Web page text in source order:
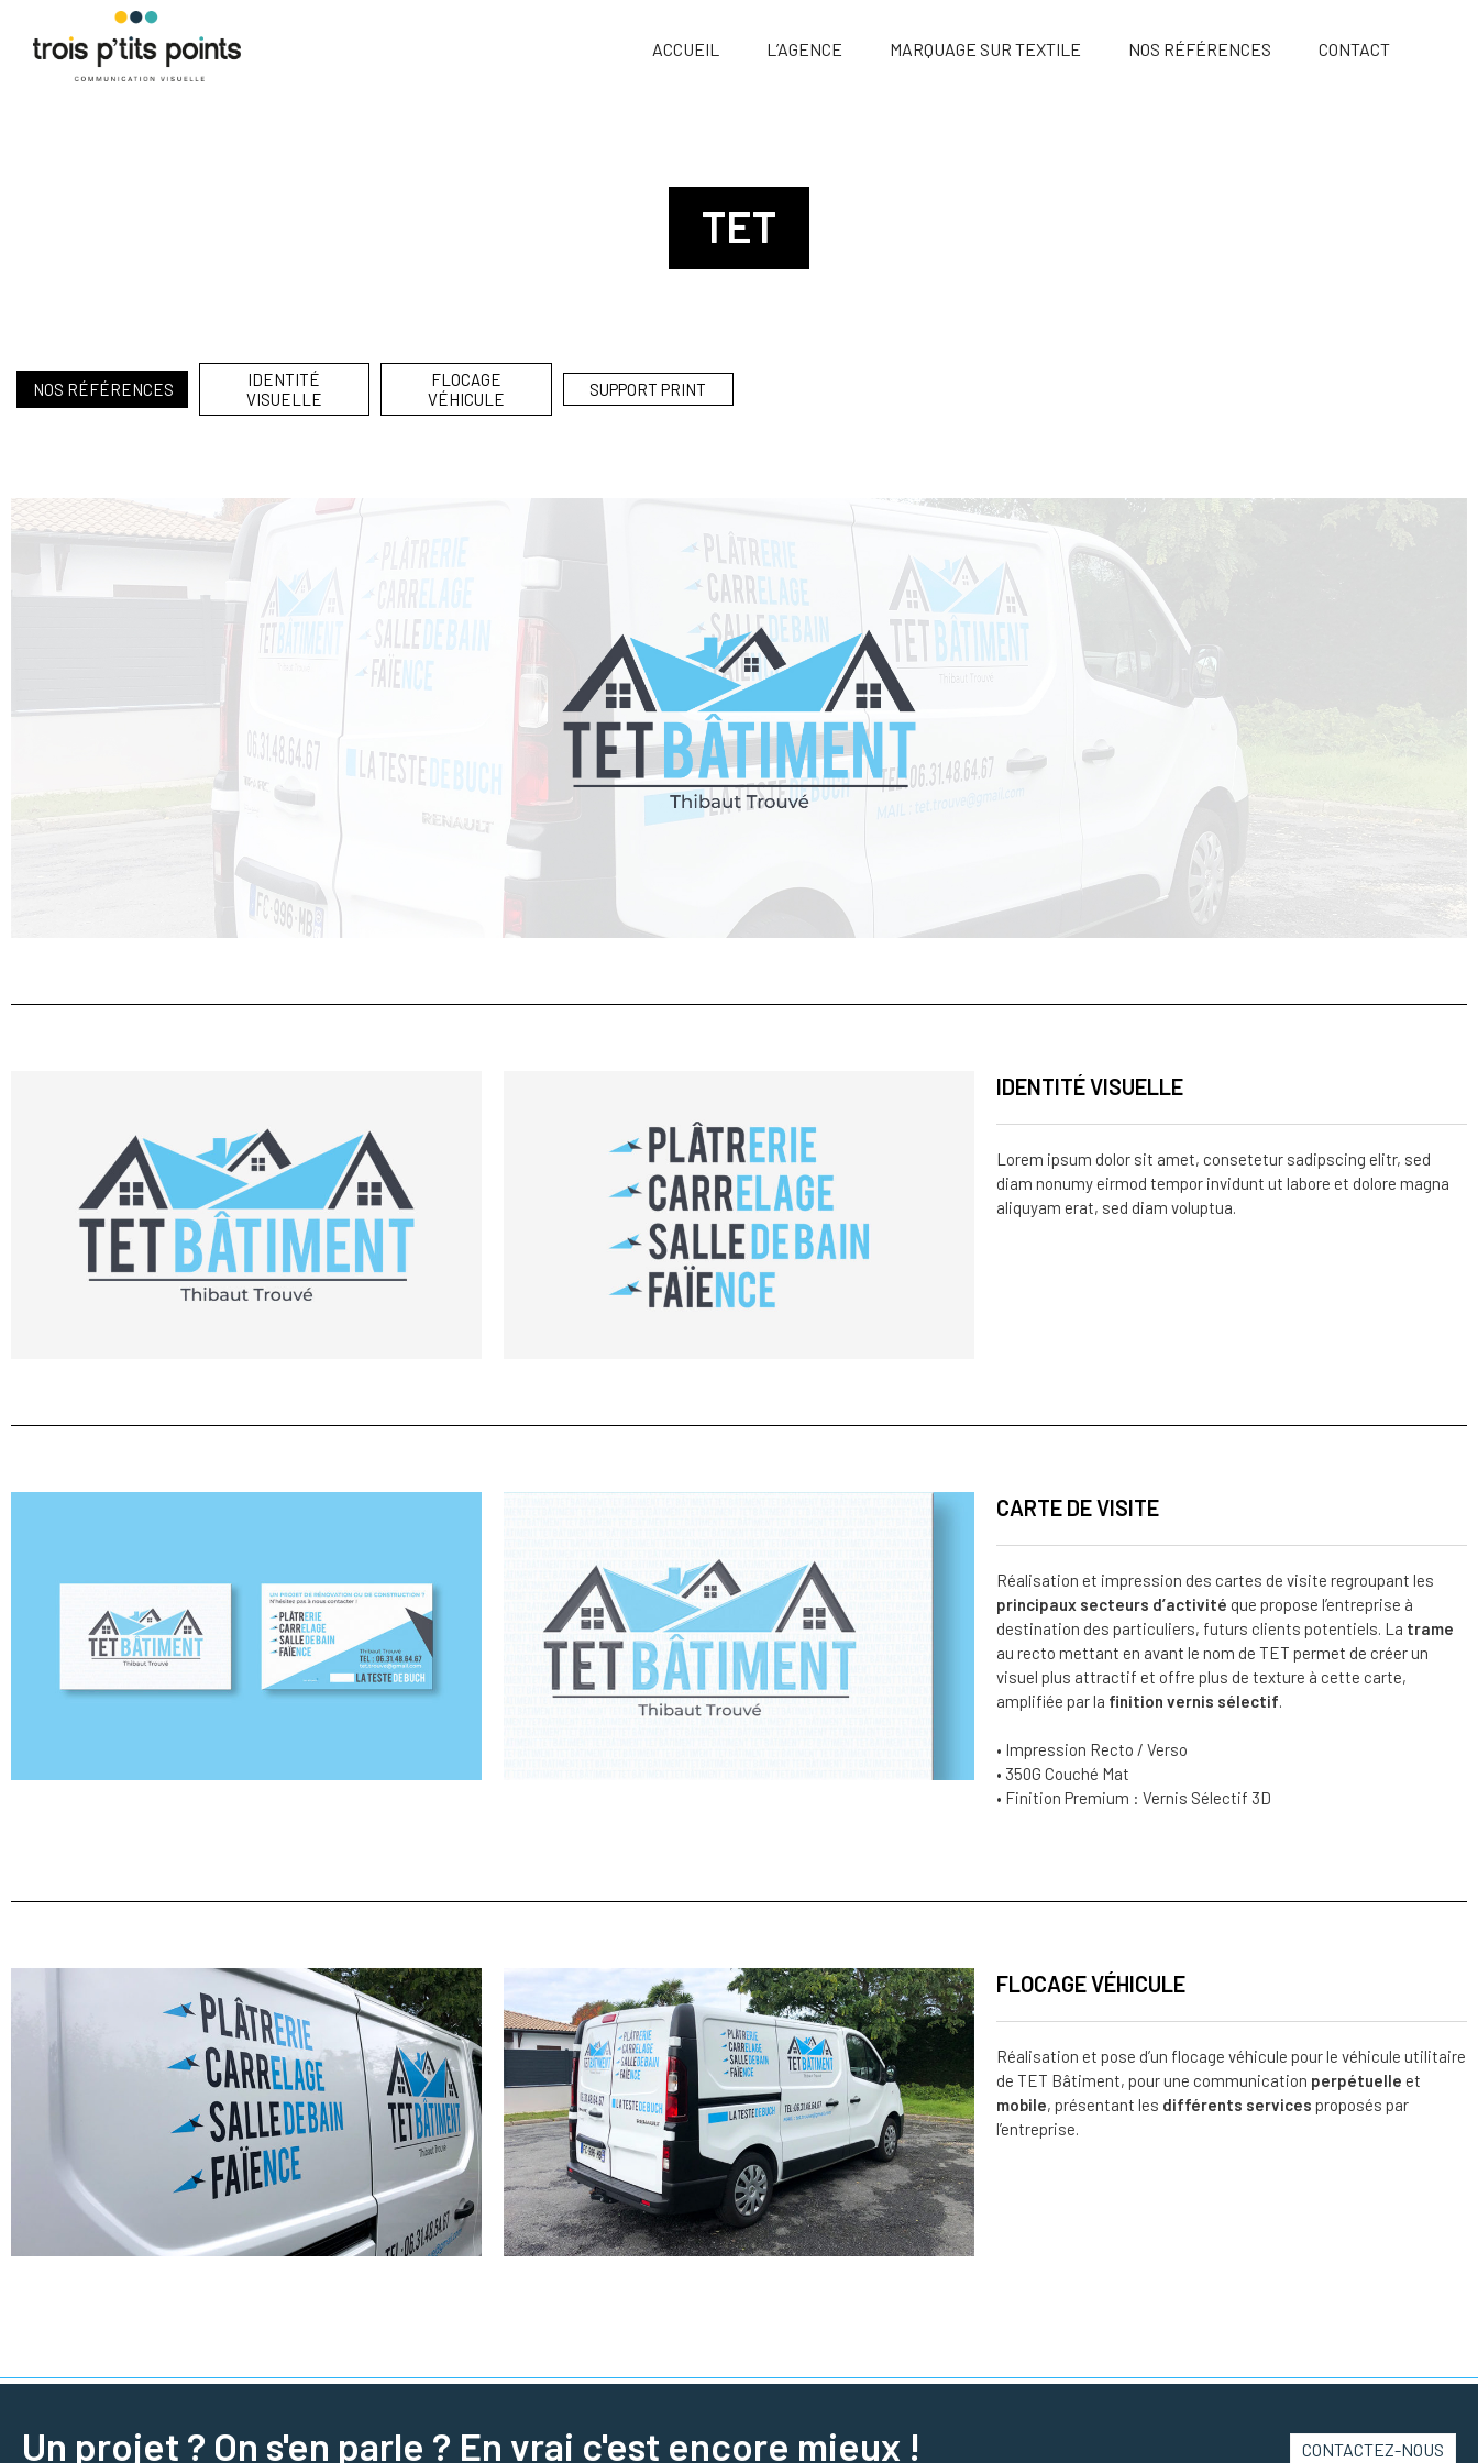
content
ACCUEIL L’AGENCE MARQUAGE SUR TEXTILE NOS RÉFÉRENCES CONTACT
TET
NOS RÉFÉRENCES
IDENTITÉ
VISUELLE
FLOCAGE
VÉHICULE
SUPPORT PRINT
IDENTITÉ VISUELLE
Lorem ipsum dolor sit amet, consetetur sadipscing elitr, sed
diam nonumy eirmod tempor invidunt ut labore et dolore magna
aliquyam erat, sed diam voluptua.
CARTE DE VISITE
Réalisation et impression des cartes de visite regroupant les
principaux secteurs d’activité que propose l’entreprise à
destination des particuliers, futurs clients potentiels. La trame
au recto mettant en avant le nom de TET permet de créer un
visuel plus attractif et offre plus de texture à cette carte,
amplifiée par la finition vernis sélectif.
• Impression Recto / Verso
• 350G Couché Mat
• Finition Premium : Vernis Sélectif 3D
FLOCAGE VÉHICULE
Réalisation et pose d’un flocage véhicule pour le véhicule utilitaire
de TET Bâtiment, pour une communication perpétuelle et
mobile, présentant les différents services proposés par
l’entreprise.
Un projet ? On s'en parle ? En vrai c'est encore mieux ! CONTACTEZ-NOUS